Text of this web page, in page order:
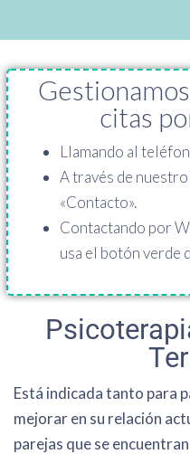
citas
Llamando al
A través de
«Contacto».
Contactando por
usa el botón verde
Está indicada tanto para
mejorar en su relación
parejas que se